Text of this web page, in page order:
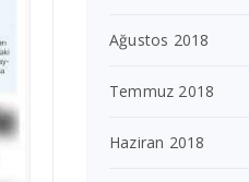
Ağustos 2018
Temmuz 2018
Haziran 2018